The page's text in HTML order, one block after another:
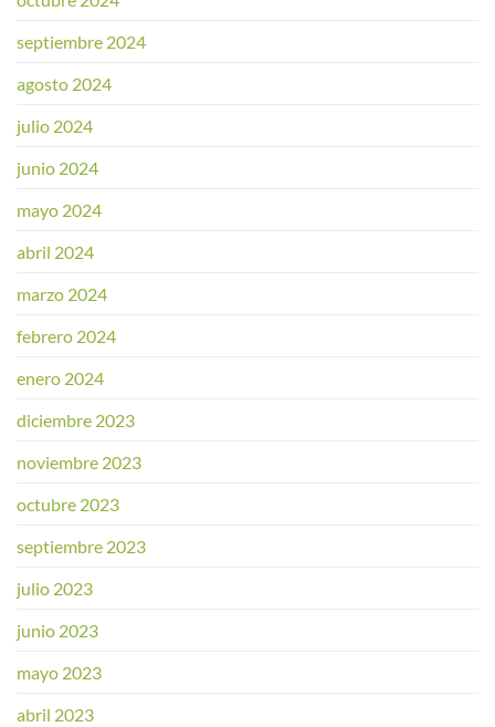
septiembre 2024
agosto 2024
julio 2024
junio 2024
mayo 2024
abril 2024
marzo 2024
febrero 2024
enero 2024
diciembre 2023
noviembre 2023
octubre 2023
septiembre 2023
julio 2023
junio 2023
mayo 2023
abril 2023